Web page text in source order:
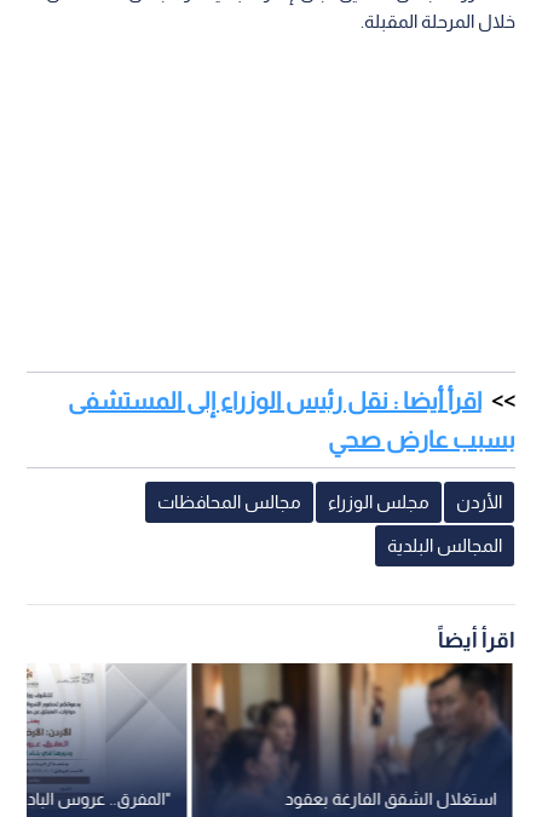
خلال المرحلة المقبلة.
اقرأ أيضا : نقل رئيس الوزراء إلى المستشفى
بسبب عارض صحي
الأردن مجلس الوزراء مجالس المحافظات
المجالس البلدية
اقرأ أيضاً
"المفرق.. عروس
استغلال الشقق الفارغة بعقود